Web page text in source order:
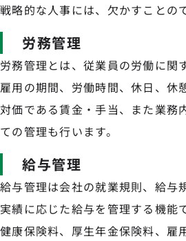
戦略的な人事には、欠かすことの
労務管理
労務管理とは、従業員の労働に関
雇用の期間、労働時間、休日、休
対価である賃金・手当、また業務
ての管理も行います。
給与管理
給与管理は会社の就業規則、給与
実績に応じた給与を管理する機能で
健康保険料、厚生年金保険料、雇